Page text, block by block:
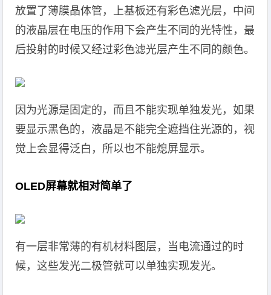
放置了薄膜晶体管，上基板还有彩色滤光层，中间
的液晶层在电压的作用下会产生不同的光特性，最
后投射的时候又经过彩色滤光层产生不同的颜色。
因为光源是固定的，而且不能实现单独发光，如果
要显示黑色的，液晶是不能完全遮挡住光源的，视
觉上会显得泛白，所以也不能熄屏显示。
OLED屏幕就相对简单了
有一层非常薄的有机材料图层，当电流通过的时
候，这些发光二极管就可以单独实现发光。